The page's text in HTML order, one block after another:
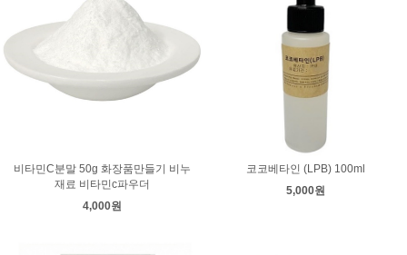
비타민C분말 50g 화장품만들기 비누
재료 비타민c파우더
4,000원
코코베타인 (LPB) 100ml
5,000원